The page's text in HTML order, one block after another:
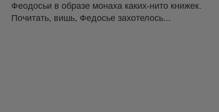
Феодосьи в образе монаха каких-нито книжек.
Почитать, вишь, Федосье захотелось...